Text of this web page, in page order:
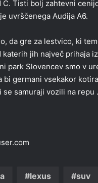
C. Tisti bolj zahtevni
uvrščenega Audija A6.
da gre za lestvico, ki
katerih jih največ prihaja
park Slovencev smo v
bi germani vsekakor
se samuraji vozili na repu
lexus suv